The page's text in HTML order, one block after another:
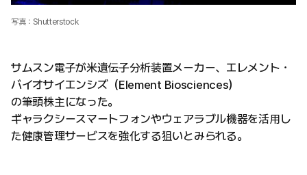
写真：Shutterstock
サムスン電子が米遺伝子分析装置メーカー、エレメント・
バイオサイエンシズ（Element Biosciences）
の筆頭株主になった。
ギャラクシースマートフォンやウェアラブル機器を活用し
た健康管理サービスを強化する狙いとみられる。